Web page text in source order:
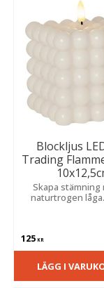
Blockljus
Trading
Skapa stämning
naturtrogen
125 KR
LÄGG I